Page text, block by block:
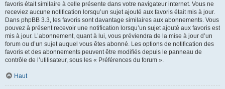
favoris était similaire à celle présente dans votre navigateur internet. Vous ne
receviez aucune notification lorsqu’un sujet ajouté aux favoris était mis à jour.
Dans phpBB 3.3, les favoris sont davantage similaires aux abonnements. Vous
pouvez à présent recevoir une notification lorsqu’un sujet ajouté aux favoris est
mis à jour. L’abonnement, quant à lui, vous préviendra de la mise à jour d’un
forum ou d’un sujet auquel vous êtes abonné. Les options de notification des
favoris et des abonnements peuvent être modifiés depuis le panneau de
contrôle de l’utilisateur, sous les « Préférences du forum ».
Haut